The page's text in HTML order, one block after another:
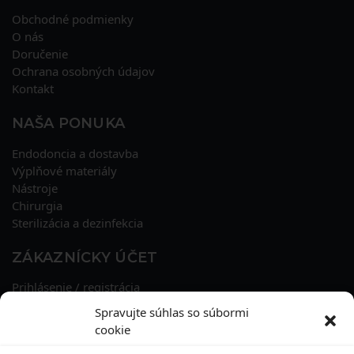
Spravujte súhlas so súbormi
cookie
Obchodné podmienky
O nás
Doručenie
Ochrana osobných údajov
Kontakt
NAŠA PONUKA
Endodoncia a dostavba
Výplňové materiály
Nástroje
Chirurgia
Sterilizácia a dezinfekcia
ZÁKAZNÍCKY ÚČET
Prihlásenie / registrácia